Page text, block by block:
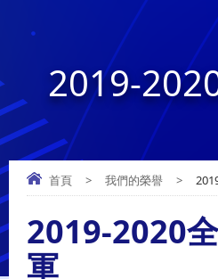
2019-
首頁 > 我們的榮譽 >
2019-2020
軍